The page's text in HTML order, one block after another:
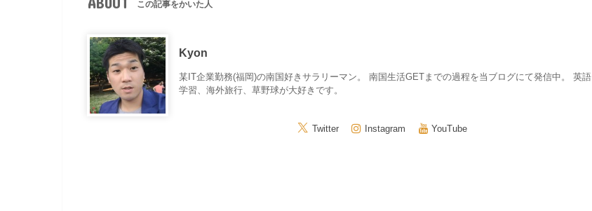
この記事をかいた人
Kyon
某IT企業勤務(福岡)の南国好きサラリーマン。 南国生活GETまでの過程を当ブログにて発信中。 英語
学習、海外旅行、草野球が大好きです。
Twitter Instagram YouTube